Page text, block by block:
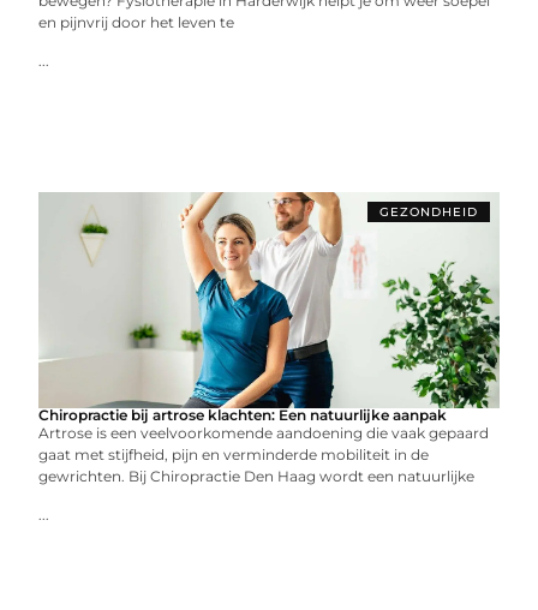
en pijnvrij door het leven te
...
GEZONDHEID
Chiropractie bij artrose klachten: Een natuurlijke aanpak
Artrose is een veelvoorkomende aandoening die vaak gepaard
gaat met stijfheid, pijn en verminderde mobiliteit in de
gewrichten. Bij Chiropractie Den Haag wordt een natuurlijke
...